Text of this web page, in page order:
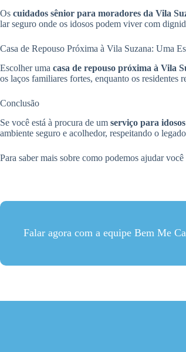
Os cuidados sênior para moradores da Vila
lar seguro onde os idosos podem viver com
Casa de Repouso Próxima à Vila Suzana: Uma
Escolher uma casa de repouso próxima à Vila
os laços familiares fortes, enquanto os residentes
Conclusão
Se você está à procura de um serviço para
ambiente seguro e acolhedor, respeitando o
Para saber mais sobre como podemos ajudar
Falar agora com a equipe Bem Me